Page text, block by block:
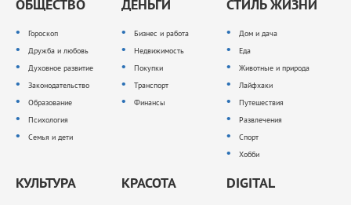
ОБЩЕСТВО
Гороскоп
Дружба и любовь
Духовное развитие
Законодательство
Образование
Психология
Семья и дети
ДЕНЬГИ
Бизнес и работа
Недвижимость
Покупки
Транспорт
Финансы
СТИЛЬ ЖИЗНИ
Дом и дача
Еда
Животные и природа
Лайфхаки
Путешествия
Развлечения
Спорт
Хобби
КУЛЬТУРА КРАСОТА DIGITAL